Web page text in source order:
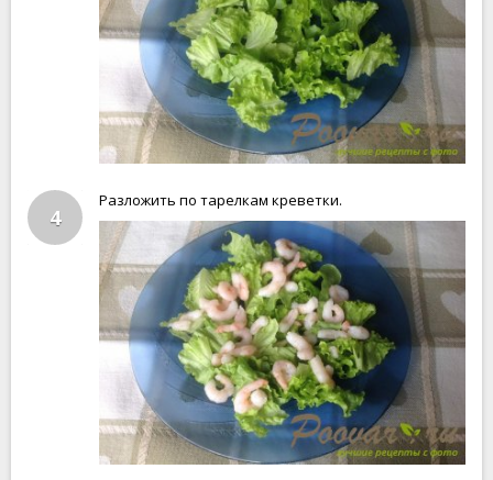
4
Разложить по тарелкам креветки.